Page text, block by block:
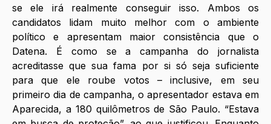
se ele irá realmente conseguir isso. Ambos os
candidatos lidam muito melhor com o ambiente
político e apresentam maior consistência que o
Datena. É como se a campanha do jornalista
acreditasse que sua fama por si só seja suficiente
para que ele roube votos – inclusive, em seu
primeiro dia de campanha, o apresentador estava em
Aparecida, a 180 quilômetros de São Paulo. “Estava